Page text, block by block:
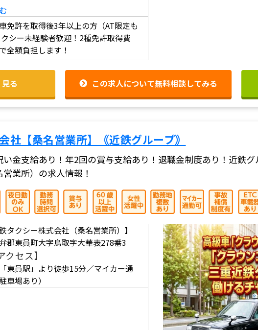
免許を取得後3年以上の方（AT限定も
シー未経験者歓迎！2種免許取得費
全額負担します！
る この求人について無料相談してみる
社【桑名営業所】｟近鉄グループ｠
金支給あり！年2回の賞与支給あり！退職金制度あり！近鉄
業所）の求人情報！
タクシー株式会社（桑名営業所）】
郡東員町大字鳥取字大華表278番3
クセス】
東員駅」より徒歩15分／マイカー通
車場あり）